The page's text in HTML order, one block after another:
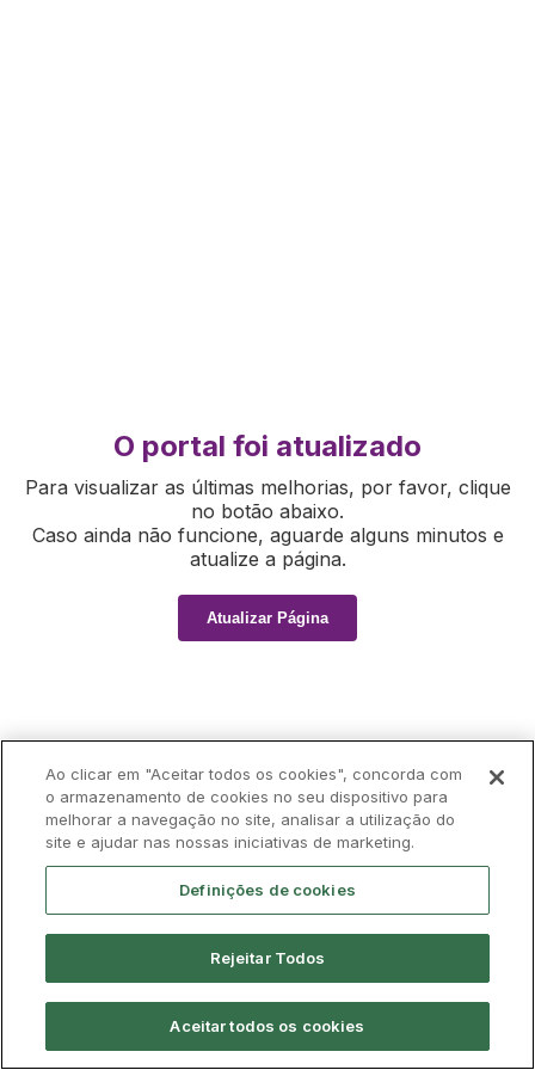
O portal foi atualizado
Para visualizar as últimas melhorias, por favor, clique
no botão abaixo.
Caso ainda não funcione, aguarde alguns minutos e
atualize a página.
Atualizar Página
Ao clicar em "Aceitar todos os cookies", concorda com
o armazenamento de cookies no seu dispositivo para
melhorar a navegação no site, analisar a utilização do
site e ajudar nas nossas iniciativas de marketing.
Definições de cookies
Rejeitar Todos
Aceitar todos os cookies